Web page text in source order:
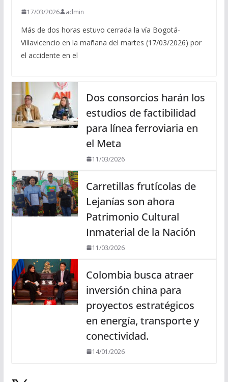
17/03/2026 admin
Más de dos horas estuvo cerrada la vía Bogotá-
Villavicencio en la mañana del martes (17/03/2026) por
el accidente en el
Dos consorcios harán los
estudios de factibilidad
para línea ferroviaria en
el Meta
11/03/2026
Carretillas frutícolas de
Lejanías son ahora
Patrimonio Cultural
Inmaterial de la Nación
11/03/2026
Colombia busca atraer
inversión china para
proyectos estratégicos
en energía, transporte y
conectividad.
14/01/2026